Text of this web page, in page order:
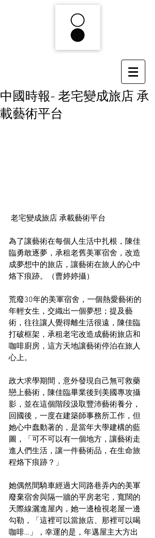
中國時報- 老宅變成旅店 承
載藝術平台
老宅變成旅店 承載藝術平台
為了讓藝術在每個人生活中扎根，陳佳
臨勇敢逐夢，承租老舊美軍宿舍，改造
成夢想中的旅店，讓藝術在旅人的心中
烙下痕跡。（曹婷婷攝）
荒廢30年的美軍宿舍，一個熱愛藝術的
年輕女生，交織出一個夢想；提及藝
術，往往讓人覺得離生活很遠，陳佳臨
打破框架，承租老宅改造成藝術旅店和
咖啡廚房，這方天地讓藝術停泊在旅人
心上。
政大求學期間，意外發現自己無可救藥
戀上藝術，陳佳臨畢業後到美國專攻攝
影，並在這個階段汲取豐沛藝術養分，
回國後，一度在建築師事務所工作，但
她心中蠢動著的，是當年大學建構的藍
圖，「可不可以有一個地方，讓藝術走
進人們生活，讓一件藝術品，在生命旅
程烙下痕跡？」
她偶然間騎車經過大同路巷弄內的美軍
廢棄宿舍與隔一牆的平房老宅，寬闊的
天際線灑進屋內，她一邊檢視老屋一邊
勾勒，「這裡可以當旅店、那裡可以喝
咖啡…」，幸運的是，年邁屋主大方出